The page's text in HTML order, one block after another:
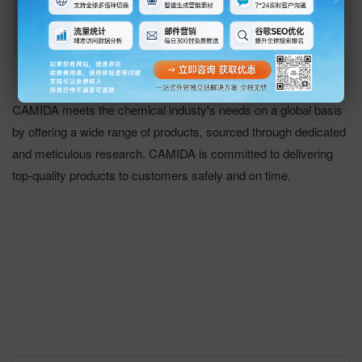
www.camida.com
CAMIDA meets the chemical industy's needs on a global basis
by offering a wide range of products, sourced through dedicated
and meticulous research. CAMIDA is committed to delivering
top-quality products to customers safely and on time.